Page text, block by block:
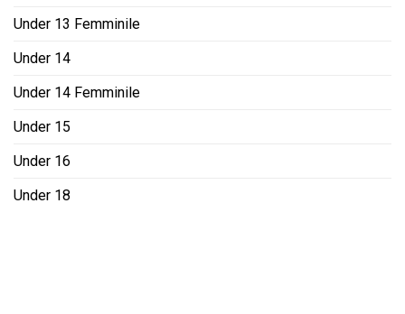
Under 13 Femminile
Under 14
Under 14 Femminile
Under 15
Under 16
Under 18